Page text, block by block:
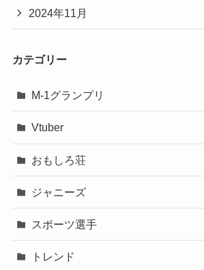
2024年11月
カテゴリー
M-1グランプリ
Vtuber
おもしろ荘
ジャニーズ
スポーツ選手
トレンド